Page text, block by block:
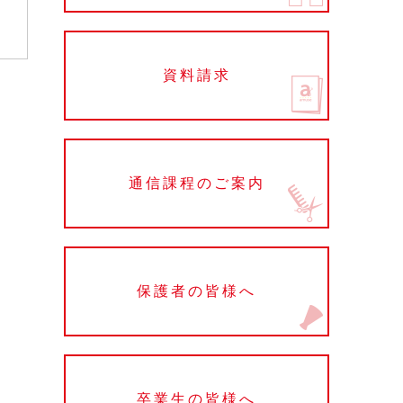
資料請求
通信課程のご案内
保護者の皆様へ
卒業生の皆様へ